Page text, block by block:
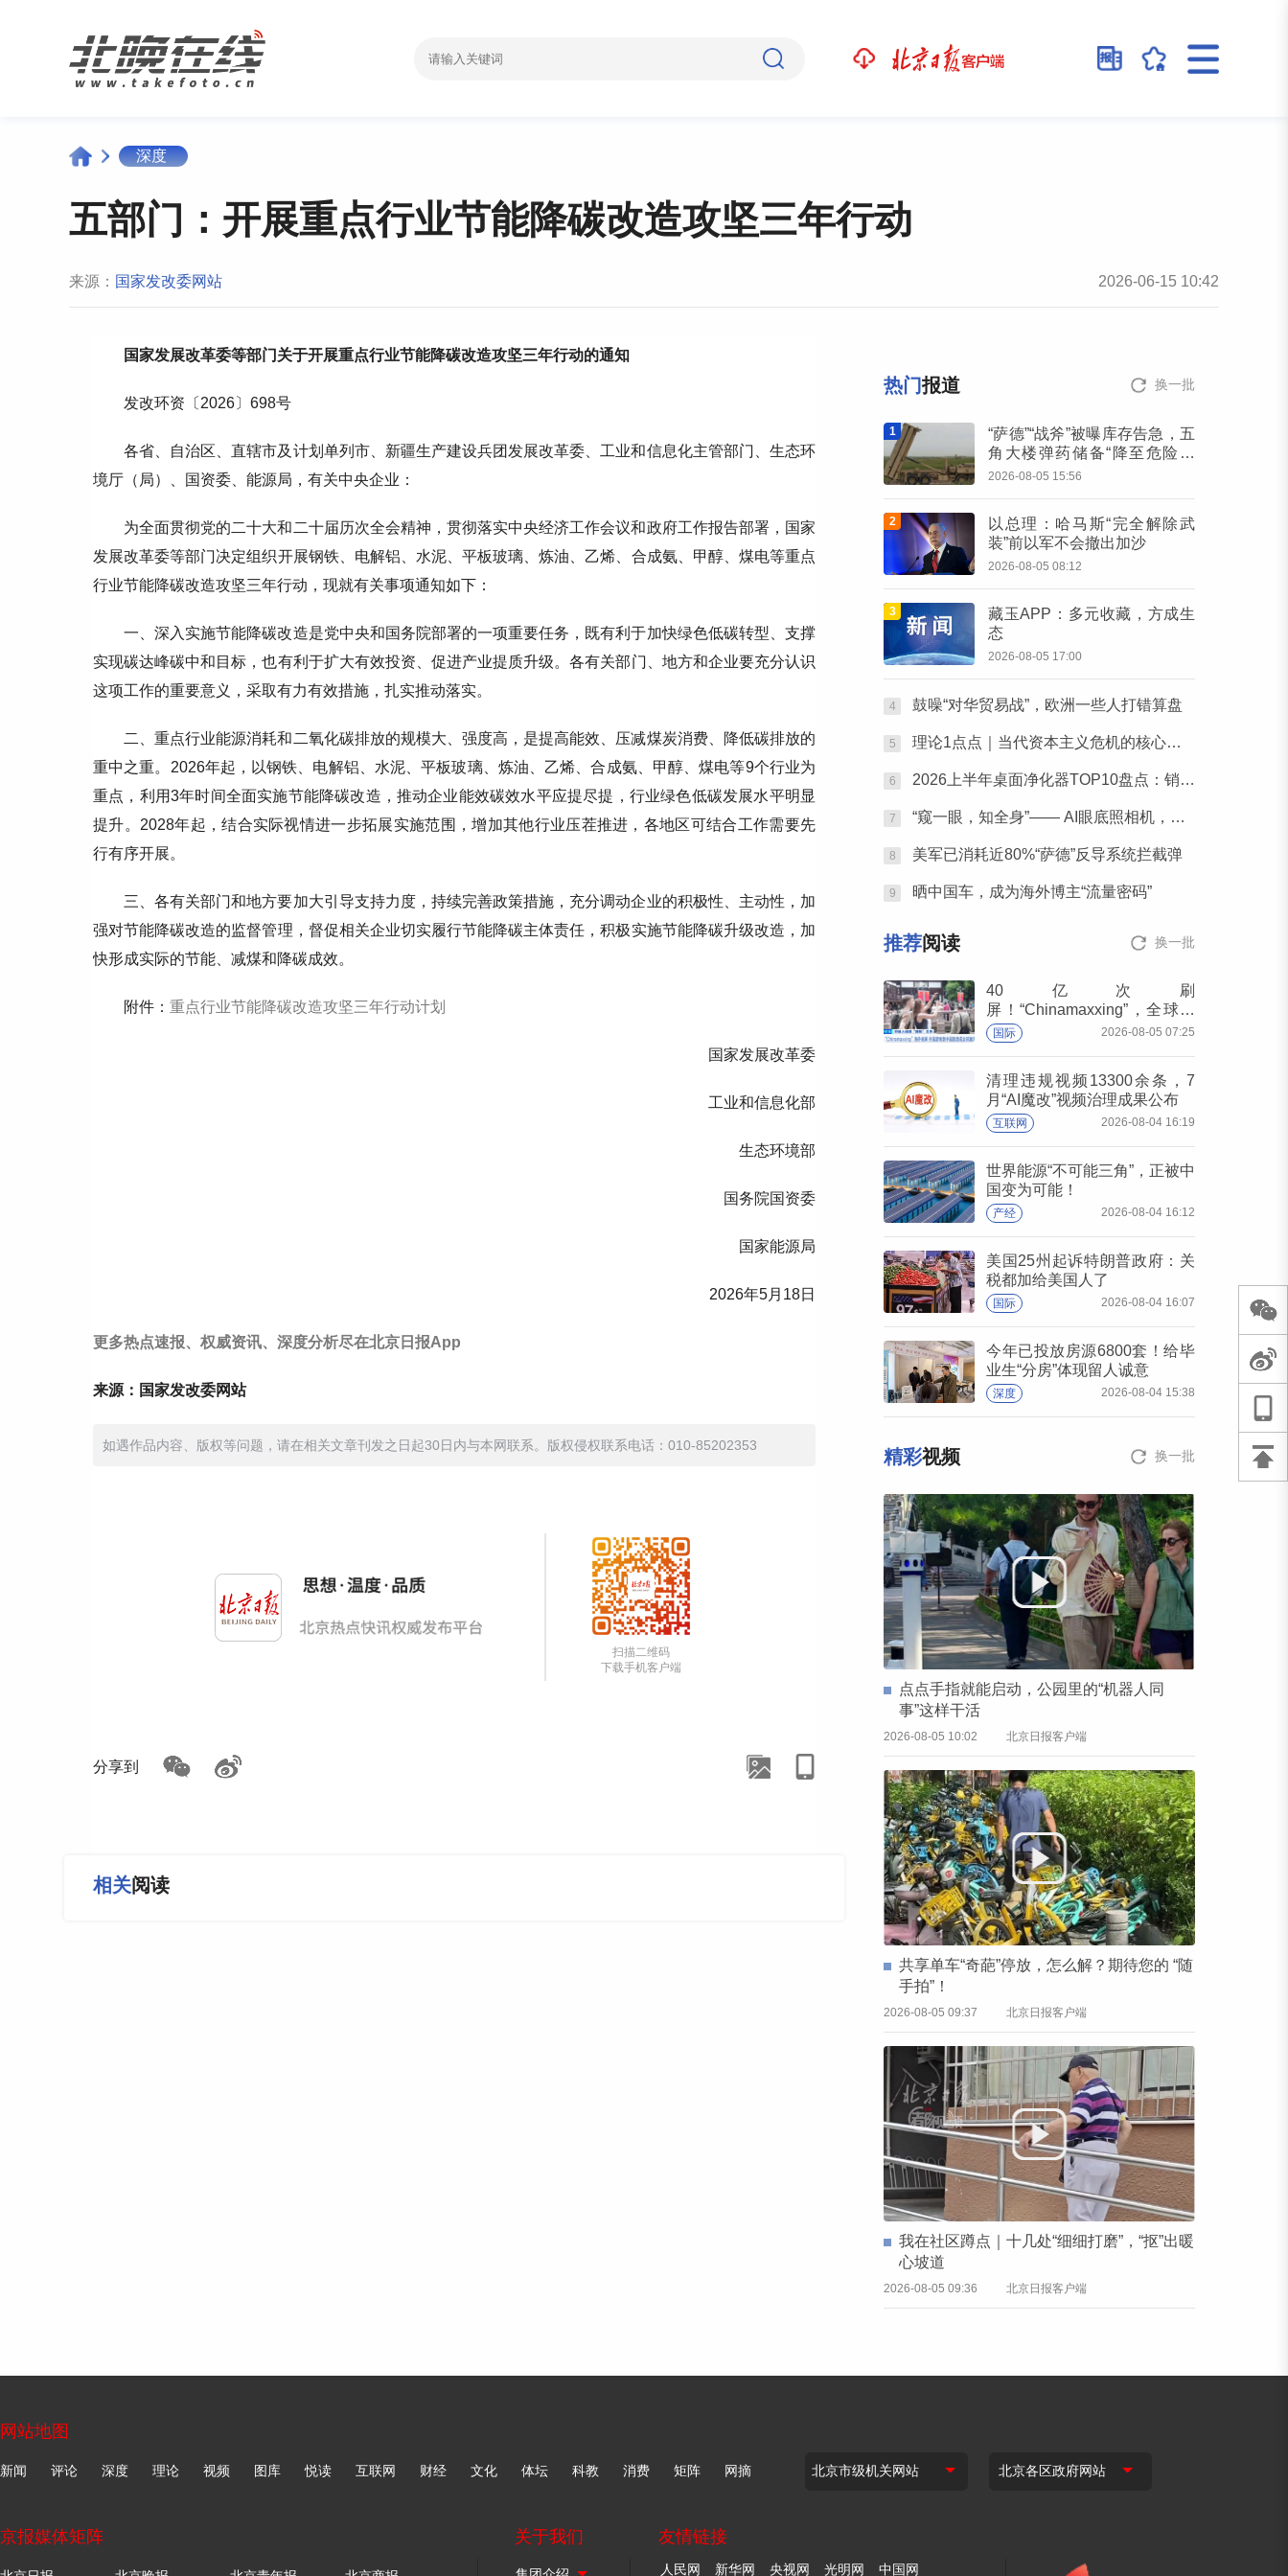
深度
五部门：开展重点行业节能降碳改造攻坚三年行动
来源： 国家发改委网站 2026-06-15 10:42
国家发展改革委等部门关于开展重点行业节能降碳改造攻坚三年行动的通知
发改环资〔2026〕698号
各省、自治区、直辖市及计划单列市、新疆生产建设兵团发展改革委、工业和信息化主管部门、生态环
境厅（局）、国资委、能源局，有关中央企业：
为全面贯彻党的二十大和二十届历次全会精神，贯彻落实中央经济工作会议和政府工作报告部署，国家
发展改革委等部门决定组织开展钢铁、电解铝、水泥、平板玻璃、炼油、乙烯、合成氨、甲醇、煤电等重点
行业节能降碳改造攻坚三年行动，现就有关事项通知如下：
一、深入实施节能降碳改造是党中央和国务院部署的一项重要任务，既有利于加快绿色低碳转型、支撑
实现碳达峰碳中和目标，也有利于扩大有效投资、促进产业提质升级。各有关部门、地方和企业要充分认识
这项工作的重要意义，采取有力有效措施，扎实推动落实。
二、重点行业能源消耗和二氧化碳排放的规模大、强度高，是提高能效、压减煤炭消费、降低碳排放的
重中之重。2026年起，以钢铁、电解铝、水泥、平板玻璃、炼油、乙烯、合成氨、甲醇、煤电等9个行业为
重点，利用3年时间全面实施节能降碳改造，推动企业能效碳效水平应提尽提，行业绿色低碳发展水平明显
提升。2028年起，结合实际视情进一步拓展实施范围，增加其他行业压茬推进，各地区可结合工作需要先
行有序开展。
三、各有关部门和地方要加大引导支持力度，持续完善政策措施，充分调动企业的积极性、主动性，加
强对节能降碳改造的监督管理，督促相关企业切实履行节能降碳主体责任，积极实施节能降碳升级改造，加
快形成实际的节能、减煤和降碳成效。
附件： 重点行业节能降碳改造攻坚三年行动计划
国家发展改革委
工业和信息化部
生态环境部
国务院国资委
国家能源局
2026年5月18日
更多热点速报、权威资讯、深度分析尽在北京日报App
来源：国家发改委网站
如遇作品内容、版权等问题，请在相关文章刊发之日起30日内与本网联系。版权侵权联系电话：010-85202353
扫描二维码
下载手机客户端
分享到
相关阅读
热门报道 换一批
1
“萨德”“战斧”被曝库存告急，五
角大楼弹药储备“降至危险低
位”
2026-08-05 15:56
2
以总理：哈马斯“完全解除武
装”前以军不会撤出加沙
2026-08-05 08:12
3
藏玉APP：多元收藏，方成生
态
2026-08-05 17:00
4 鼓噪“对华贸易战”，欧洲一些人打错算盘
5 理论1点点｜当代资本主义危机的核心特征
6 2026上半年桌面净化器TOP10盘点：销量榜单+用户口碑全解读
7 “窥一眼，知全身”—— AI眼底照相机，可评估55种健康风险
8 美军已消耗近80%“萨德”反导系统拦截弹
9 晒中国车，成为海外博主“流量密码”
推荐阅读 换一批
40亿次刷
屏！“Chinamaxxing”，全球出
圈！
国际 2026-08-05 07:25
清理违规视频13300余条，7
月“AI魔改”视频治理成果公布
互联网 2026-08-04 16:19
世界能源“不可能三角”，正被中
国变为可能！
产经 2026-08-04 16:12
美国25州起诉特朗普政府：关
税都加给美国人了
国际 2026-08-04 16:07
今年已投放房源6800套！给毕
业生“分房”体现留人诚意
深度 2026-08-04 15:38
精彩视频 换一批
点点手指就能启动，公园里的“机器人同
事”这样干活
2026-08-05 10:02 北京日报客户端
共享单车“奇葩”停放，怎么解？期待您的 “随
手拍”！
2026-08-05 09:37 北京日报客户端
我在社区蹲点｜十几处“细细打磨”，“抠”出暖
心坡道
2026-08-05 09:36 北京日报客户端
网站地图
新闻 评论 深度 理论 视频 图库 悦读 互联网 财经 文化 体坛 科教 消费 矩阵 网摘
京报媒体矩阵 关于我们 友情链接
人民网 新华网 央视网 光明网 中国网